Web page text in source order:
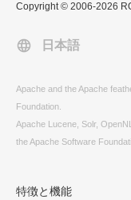
Copyright © 2006-2026
Apache and the Apache
Foundation.
Apache Lucene, Solr,
the Apache Software
特徴と機能